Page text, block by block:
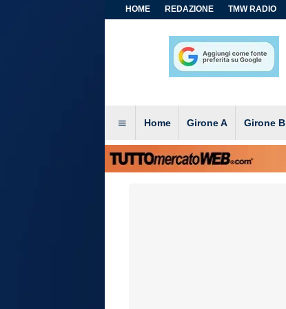
HOME REDAZIONE TMW RADIO
Home Girone A Girone B